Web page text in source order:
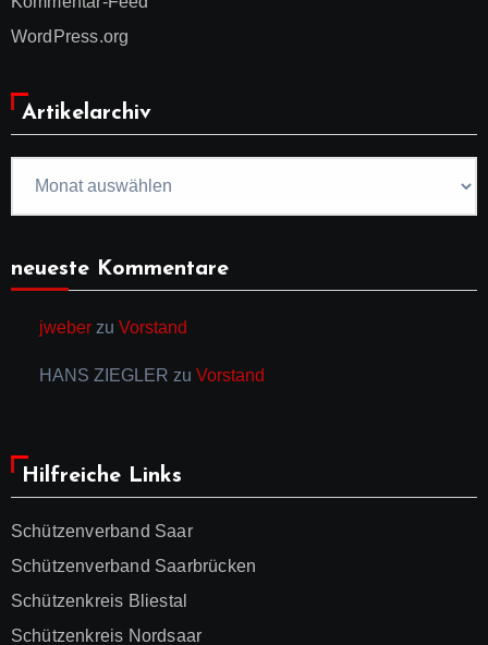
WordPress.org
Artikelarchiv
neueste Kommentare
jweberzu Vorstand
HANS ZIEGLER zu Vorstand
Hilfreiche Links
Schützenverband Saar
Schützenverband Saarbrücken
Schützenkreis Bliestal
Schützenkreis Nordsaar